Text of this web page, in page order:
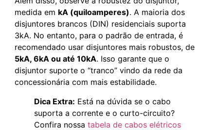
medida em kA (quiloamperes). A maioria dos
disjuntores brancos (DIN) residenciais suporta
3kA. No entanto, para o padrão de entrada, é
recomendado usar disjuntores mais robustos, de
5kA, 6kA ou até 10kA. Isso garante que o
disjuntor suporte o “tranco” vindo da rede da
concessionária com mais estabilidade.
Dica Extra: Está na dúvida se o cabo
suporta a corrente e o curto-circuito?
Confira nossa tabela de cabos elétricos